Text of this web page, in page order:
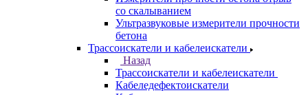
со скалыванием
Ультразвуковые измерители прочности
бетона
Трассоискатели и кабелеискатели
Назад
Трассоискатели и кабелеискатели
Кабеледефектоискатели